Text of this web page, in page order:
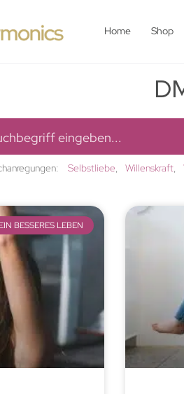
Home Shop
Selbstliebe Willenskraft
BESSERES LEBEN